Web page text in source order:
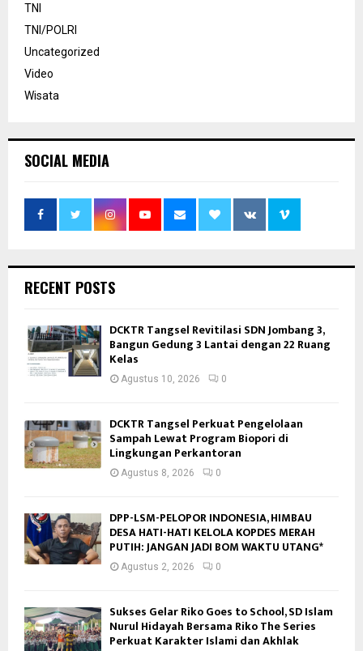
TNI
TNI/POLRI
Uncategorized
Video
Wisata
SOCIAL MEDIA
RECENT POSTS
DCKTR Tangsel Revitilasi SDN Jombang 3,
Bangun Gedung 3 Lantai dengan 22 Ruang
Kelas
Agustus 10, 2026 0
DCKTR Tangsel Perkuat Pengelolaan
Sampah Lewat Program Biopori di
Lingkungan Perkantoran
Agustus 8, 2026 0
DPP-LSM-PELOPOR INDONESIA, HIMBAU
DESA HATI-HATI KELOLA KOPDES MERAH
PUTIH: JANGAN JADI BOM WAKTU UTANG*
Agustus 2, 2026 0
Sukses Gelar Riko Goes to School, SD Islam
Nurul Hidayah Bersama Riko The Series
Perkuat Karakter Islami dan Akhlak